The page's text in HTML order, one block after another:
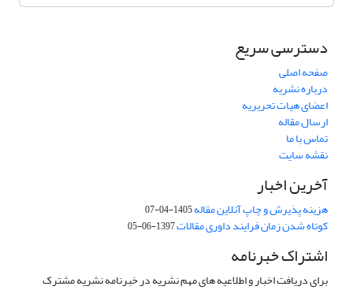
دسترسی سریع
صفحه اصلی
درباره نشریه
اعضای هیات تحریریه
ارسال مقاله
تماس با ما
نقشه سایت
آخرین اخبار
هزینه پذیرش و چاپ آنلاین مقاله1405-04-07
کوتاه شدن زمان فرایند داوری مقالات1397-06-05
اشتراک خبرنامه
برای دریافت اخبار و اطلاعیه های مهم نشریه در خبرنامه نشریه مشترک